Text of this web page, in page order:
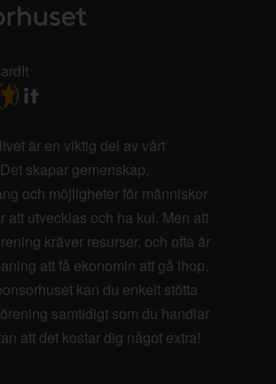
är en viktig del av vårt
skapar gemenskap,
och möjligheter för människor
att utvecklas och ha kul. Men att
kräver resurser, och ofta är
att få ekonomin att gå ihop.
kan du enkelt stötta
samtidigt som du handlar
att det kostar dig något extra!